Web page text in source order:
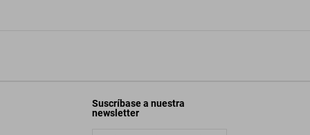
Suscríbase a nuestra
newsletter